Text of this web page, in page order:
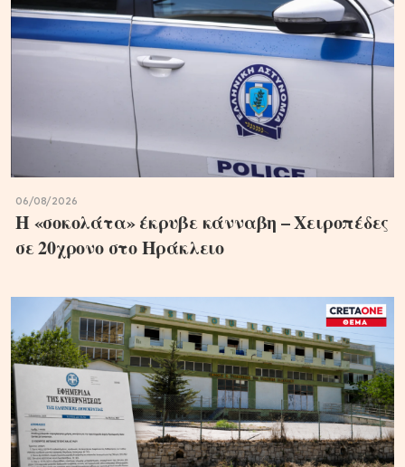
06/08/2026
Η «σοκολάτα» έκρυβε κάνναβη – Χειροπέδες
σε 20χρονο στο Ηράκλειο